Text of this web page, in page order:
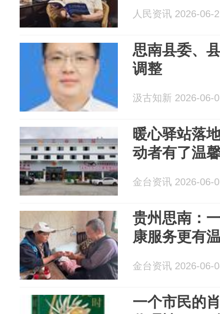
人民资讯 2026-06-
思南县委、
调整
汲古知新 2026-06-
暖心驿站落
动者有了温
金台资讯 2026-06-
贵州思南：
康服务更有
金台资讯 2026-06-
一个市民的